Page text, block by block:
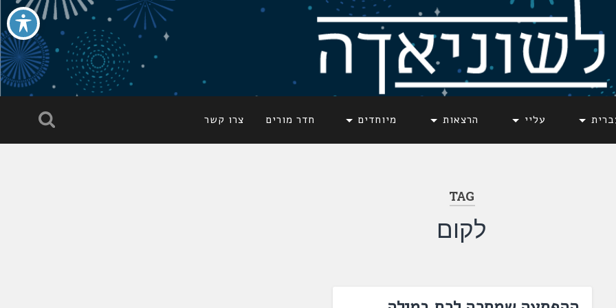
עליי הרצאות מיוחדים חדר מורים צרו קשר
TAG
לקום